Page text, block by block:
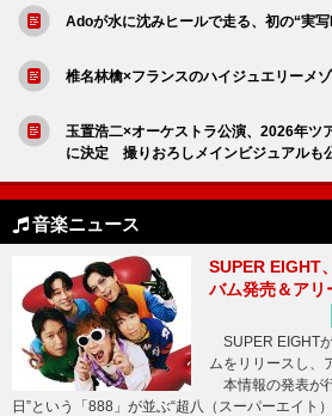
Adoが水に沈みヒールで走る、初の“実
椎名林檎×フランスのハイジュエリーメ
玉置浩二×オーケストラ公演、2026年ツ
に決定 撮りおろしメインビジュアルも
音楽ニュース
SUPER EIGHT
バム発売＆アリ
SUPER EIGHT
ムをリリースし、
本情報の発表が
日”という「888」が並ぶ“超八（スーパーエイト